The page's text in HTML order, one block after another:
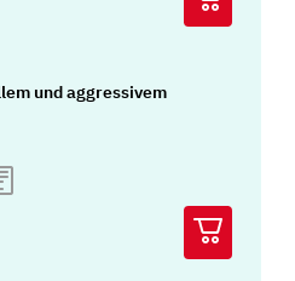
und aggressivem